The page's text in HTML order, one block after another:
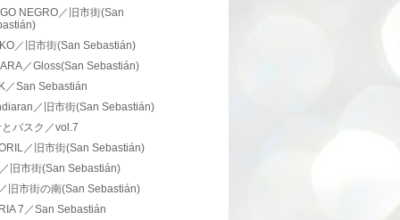
NEGRO／旧市街(San
／旧市街(San Sebastián)
／Gloss(San Sebastián)
／San Sebastián
／旧市街(San Sebastián)
バスク／vol.7
／旧市街(San Sebastián)
旧市街(San Sebastián)
旧市街の南(San Sebastián)
7／San Sebastián